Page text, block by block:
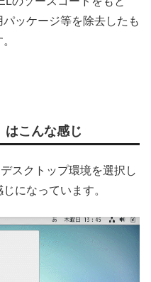
ッケージ等を除去したも
はこんな感じ
スクトップ環境を選択し
になっています。